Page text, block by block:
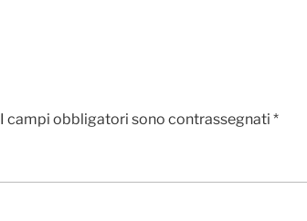
I campi obbligatori sono contrassegnati *